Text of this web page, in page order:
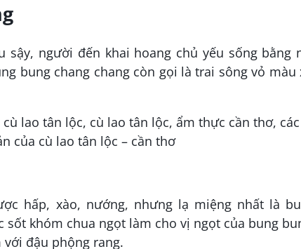
người đến khai hoang chủ yếu sống bằng
bung chang chang còn gọi là trai sông vỏ màu
hấp, xào, nướng, nhưng lạ miệng nhất là
khóm chua ngọt làm cho vị ngọt của bung
với đậu phộng rang.